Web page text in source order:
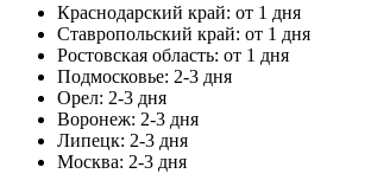
Краснодарский край: от 1 дня
Ставропольский край: от 1 дня
Ростовская область: от 1 дня
Подмосковье: 2-3 дня
Орел: 2-3 дня
Воронеж: 2-3 дня
Липецк: 2-3 дня
Москва: 2-3 дня